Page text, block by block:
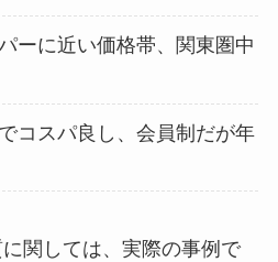
ーに近い価格帯、関東圏中
コスパ良し、会員制だが年
関しては、実際の事例で